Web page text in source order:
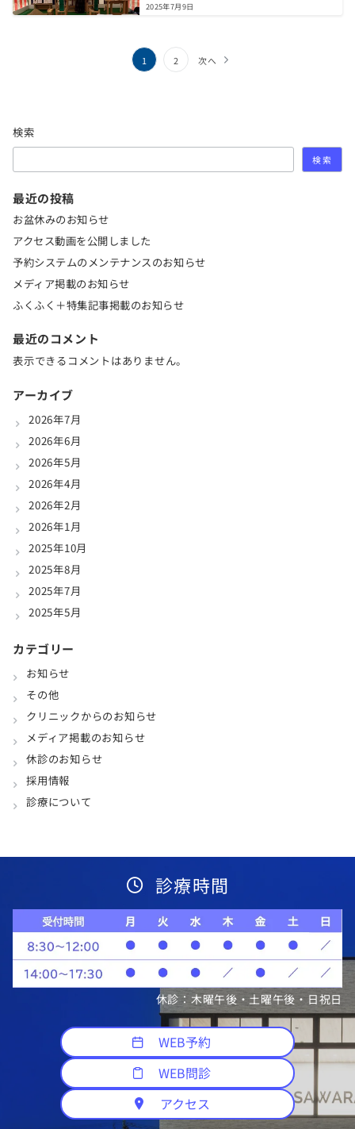
2025年7月9日
ペ
送
り
1 2 次へ
検索
検索
最近の投稿
お盆休みのお知らせ
アクセス動画を公開しました
予約システムのメンテナンスのお知らせ
メディア掲載のお知らせ
ふくふく＋特集記事掲載のお知らせ
最近のコメント
表示できるコメントはありません。
アーカイブ
2026年7月
2026年6月
2026年5月
2026年4月
2026年2月
2026年1月
2025年10月
2025年8月
2025年7月
2025年5月
カテゴリー
お知らせ
その他
クリニックからのお知らせ
メディア掲載のお知らせ
休診のお知らせ
採用情報
診療について
診療時間
休診：木曜午後・土曜午後・日祝日
WEB予約
WEB問診
アクセス